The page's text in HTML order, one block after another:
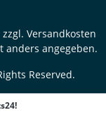
Versandkosten
anders angegeben.
Reserved.